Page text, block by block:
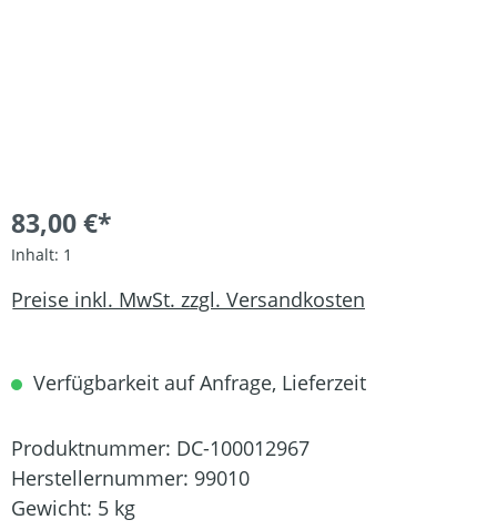
83,00 €*
Inhalt: 1
Preise inkl. MwSt. zzgl. Versandkosten
Verfügbarkeit auf Anfrage, Lieferzeit
Produktnummer: DC-100012967
Herstellernummer: 99010
Gewicht: 5 kg